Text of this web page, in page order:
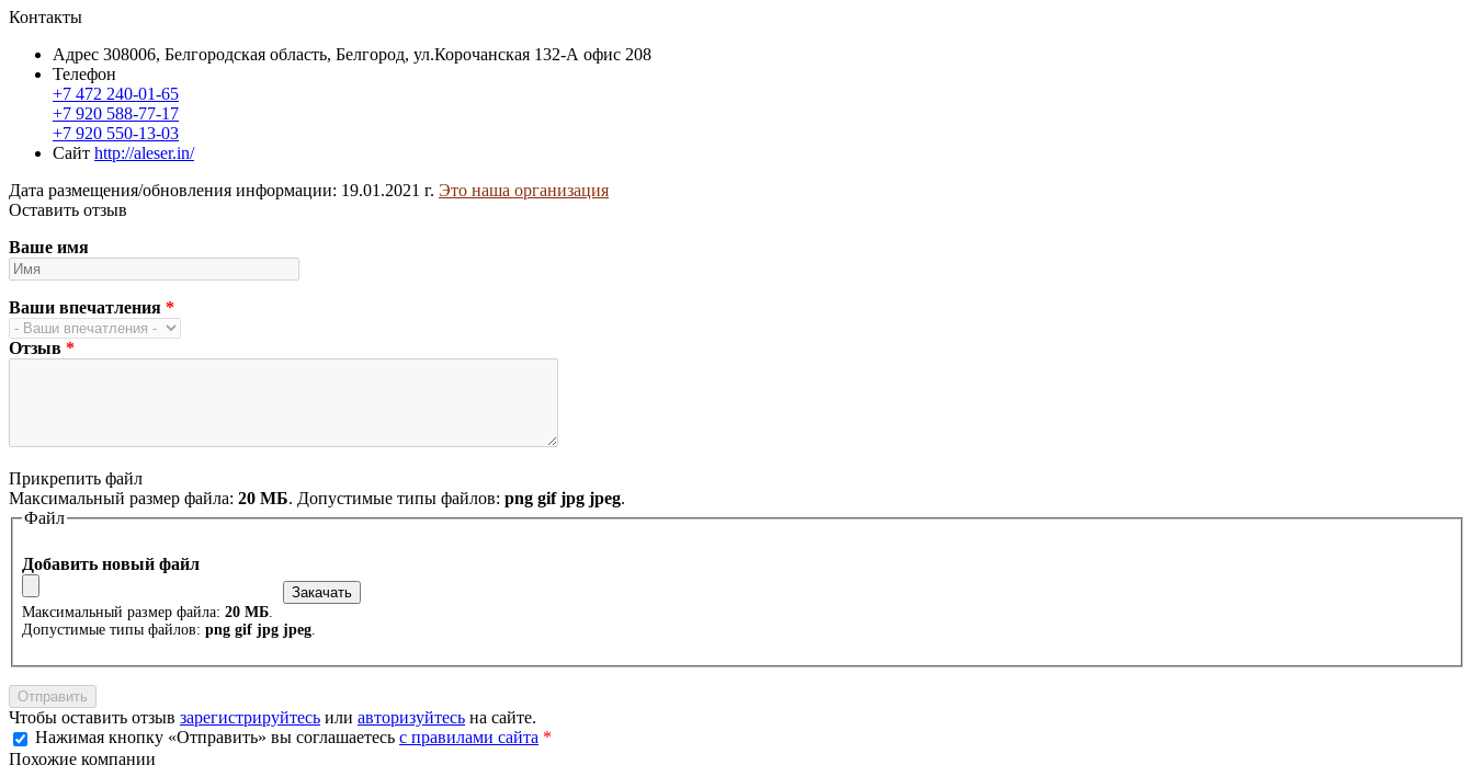
Контакты
Адрес 308006, Белгородская область, Белгород, ул.Корочанская 132-А офис 208
Телефон
+7 472 240-01-65
+7 920 588-77-17
+7 920 550-13-03
Сайт http://aleser.in/
Дата размещения/обновления информации: 19.01.2021 г. Это наша организация
Оставить отзыв
Ваше имя
Ваши впечатления *
Отзыв *
Прикрепить файл
Максимальный размер файла: 20 МБ. Допустимые типы файлов: png gif jpg jpeg.
Файл
Добавить новый файл
Максимальный размер файла: 20 МБ
Допустимые типы файлов: png gif jpg jpeg
Чтобы оставить отзыв зарегистрируйтесь или авторизуйтесь на сайте.
Нажимая кнопку «Отправить» вы соглашаетесь с правилами сайта *
Похожие компании